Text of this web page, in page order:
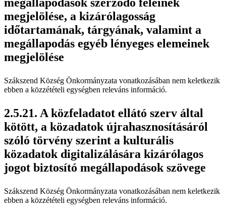
megjelölése, a kizárólagosság
időtartamának, tárgyának, valamint a
megállapodás egyéb lényeges elemeinek
megjelölése
Szákszend Község Önkormányzata vonatkozásában nem keletkezik
ebben a közzétételi egységben releváns információ.
A közfeladatot ellátó szerv által
kötött, a közadatok újrahasznosításáról
szóló törvény szerint a kulturális
közadatok digitalizálására kizárólagos
jogot biztosító megállapodások szövege
Szákszend Község Önkormányzata vonatkozásában nem keletkezik
ebben a közzétételi egységben releváns információ.